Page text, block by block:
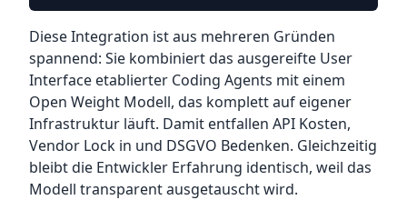
Diese Integration ist aus mehreren Gründen
spannend: Sie kombiniert das ausgereifte User
Interface etablierter Coding Agents mit einem
Open Weight Modell, das komplett auf eigener
Infrastruktur läuft. Damit entfallen API Kosten,
Vendor Lock in und DSGVO Bedenken. Gleichzeitig
bleibt die Entwickler Erfahrung identisch, weil das
Modell transparent ausgetauscht wird.